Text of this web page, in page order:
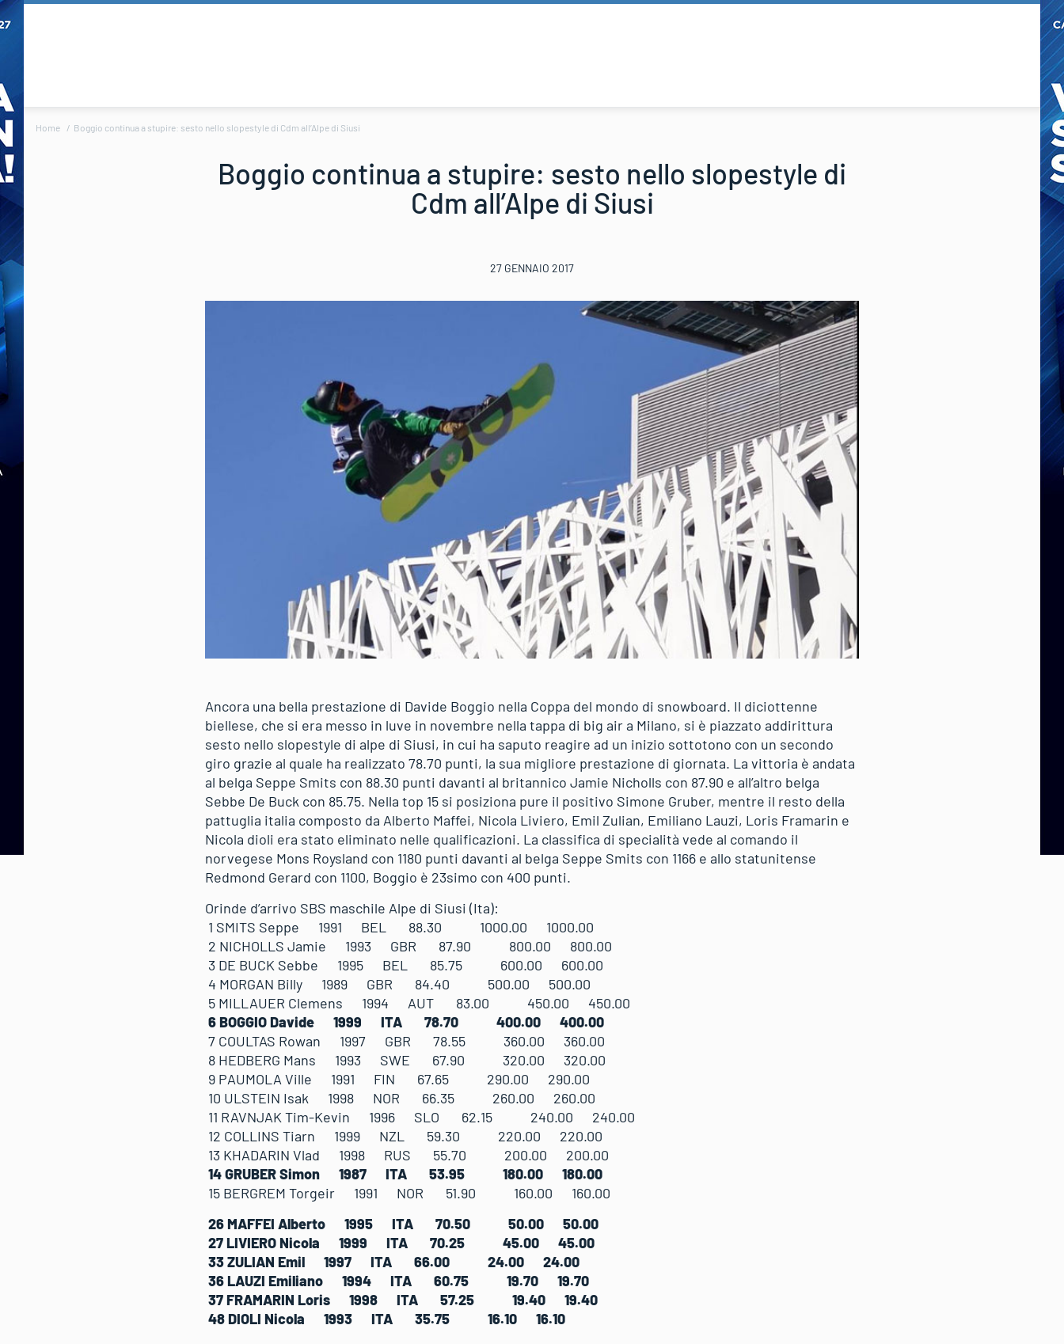
Home Boggio continua a stupire: sesto nello slopestyle di Cdm all’Alpe di Siusi
Boggio continua a stupire: sesto nello slopestyle di
Cdm all’Alpe di Siusi
27 GENNAIO 2017
Ancora una bella prestazione di Davide Boggio nella Coppa del mondo di snowboard. Il diciottenne
biellese, che si era messo in luve in novembre nella tappa di big air a Milano, si è piazzato addirittura
sesto nello slopestyle di alpe di Siusi, in cui ha saputo reagire ad un inizio sottotono con un secondo
giro grazie al quale ha realizzato 78.70 punti, la sua migliore prestazione di giornata. La vittoria è andata
al belga Seppe Smits con 88.30 punti davanti al britannico Jamie Nicholls con 87.90 e all’altro belga
Sebbe De Buck con 85.75. Nella top 15 si posiziona pure il positivo Simone Gruber, mentre il resto della
pattuglia italia composto da Alberto Maffei, Nicola Liviero, Emil Zulian, Emiliano Lauzi, Loris Framarin e
Nicola dioli era stato eliminato nelle qualificazioni. La classifica di specialità vede al comando il
norvegese Mons Roysland con 1180 punti davanti al belga Seppe Smits con 1166 e allo statunitense
Redmond Gerard con 1100, Boggio è 23simo con 400 punti.
Orinde d’arrivo SBS maschile Alpe di Siusi (Ita):
1 SMITS Seppe 1991 BEL 88.30 1000.00 1000.00
2 NICHOLLS Jamie 1993 GBR 87.90 800.00 800.00
3 DE BUCK Sebbe 1995 BEL 85.75 600.00 600.00
4 MORGAN Billy 1989 GBR 84.40 500.00 500.00
5 MILLAUER Clemens 1994 AUT 83.00 450.00 450.00
6 BOGGIO Davide 1999 ITA 78.70 400.00 400.00
7 COULTAS Rowan 1997 GBR 78.55 360.00 360.00
8 HEDBERG Mans 1993 SWE 67.90 320.00 320.00
9 PAUMOLA Ville 1991 FIN 67.65 290.00 290.00
10 ULSTEIN Isak 1998 NOR 66.35 260.00 260.00
11 RAVNJAK Tim-Kevin 1996 SLO 62.15 240.00 240.00
12 COLLINS Tiarn 1999 NZL 59.30 220.00 220.00
13 KHADARIN Vlad 1998 RUS 55.70 200.00 200.00
14 GRUBER Simon 1987 ITA 53.95 180.00 180.00
15 BERGREM Torgeir 1991 NOR 51.90 160.00 160.00
26 MAFFEI Alberto 1995 ITA 70.50 50.00 50.00
27 LIVIERO Nicola 1999 ITA 70.25 45.00 45.00
33 ZULIAN Emil 1997 ITA 66.00 24.00 24.00
36 LAUZI Emiliano 1994 ITA 60.75 19.70 19.70
37 FRAMARIN Loris 1998 ITA 57.25 19.40 19.40
48 DIOLI Nicola 1993 ITA 35.75 16.10 16.10